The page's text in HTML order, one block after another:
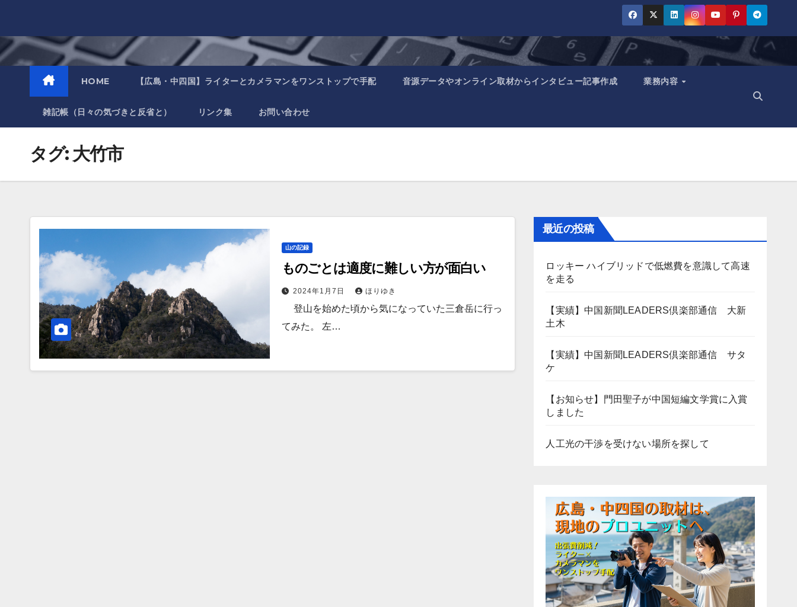
content
HOME 【広島・中四国】ライターとカメラマンをワンストップで手配 音源データやオンライン取材からインタビュー記事作成 業務内容
雑記帳（日々の気づきと反省と） リンク集 お問い合わせ
タグ: 大竹市
山の記録
ものごとは適度に難しい方が面白い
2024年1月7日 ほりゆき
登山を始めた頃から気になっていた三倉岳に行っ
てみた。 左…
最近の投稿
ロッキー ハイブリッドで低燃費を意識して高速
を走る
【実績】中国新聞LEADERS倶楽部通信 大新
土木
【実績】中国新聞LEADERS倶楽部通信 サタ
ケ
【お知らせ】門田聖子が中国短編文学賞に入賞
しました
人工光の干渉を受けない場所を探して